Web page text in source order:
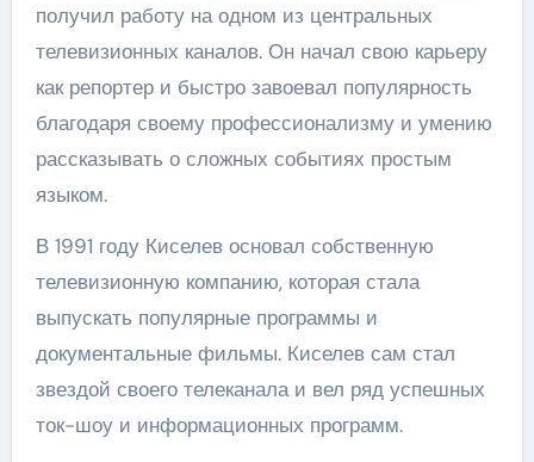
получил работу на одном из центральных
телевизионных каналов. Он начал свою карьеру
как репортер и быстро завоевал популярность
благодаря своему профессионализму и умению
рассказывать о сложных событиях простым
языком.
В 1991 году Киселев основал собственную
телевизионную компанию, которая стала
выпускать популярные программы и
документальные фильмы. Киселев сам стал
звездой своего телеканала и вел ряд успешных
ток-шоу и информационных программ.